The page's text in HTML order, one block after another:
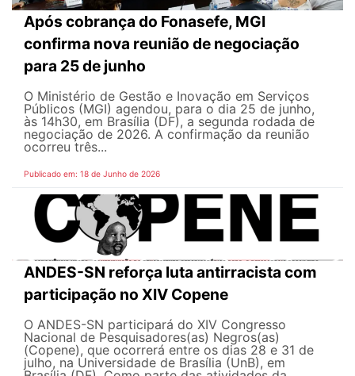
Após cobrança do Fonasefe, MGI
confirma nova reunião de negociação
para 25 de junho
O Ministério de Gestão e Inovação em Serviços
Públicos (MGI) agendou, para o dia 25 de junho,
às 14h30, em Brasília (DF), a segunda rodada de
negociação de 2026. A confirmação da reunião
ocorreu três...
Publicado em: 18 de Junho de 2026
ANDES-SN reforça luta antirracista com
participação no XIV Copene
O ANDES-SN participará do XIV Congresso
Nacional de Pesquisadores(as) Negros(as)
(Copene), que ocorrerá entre os dias 28 e 31 de
julho, na Universidade de Brasília (UnB), em